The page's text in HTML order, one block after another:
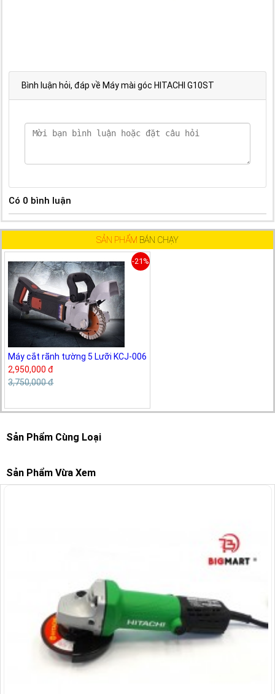
Bình luận hỏi, đáp về Máy mài góc HITACHI G10ST
Có 0 bình luận
SẢN PHẨM BÁN CHẠY
-21%
Máy cắt rãnh tường 5 Lưỡi KCJ-006
2,950,000 đ
3,750,000 đ
Sản Phẩm Cùng Loại
Sản Phẩm Vừa Xem